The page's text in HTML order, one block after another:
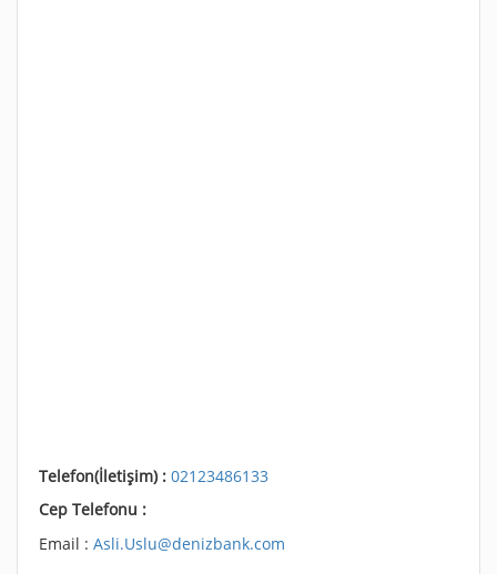
Telefon(İletişim) : 02123486133
Cep Telefonu :
Email : Asli.Uslu@denizbank.com